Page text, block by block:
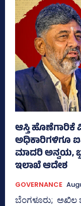
ಆಸ್ತಿ
ಮಾದರಿ ಅನ್ವಯ,
ಇಲಾಖೆ ಆದೇಶ
GOVERNANCE
ಬೆಂಗಳೂರು; ಅಖಿಲ